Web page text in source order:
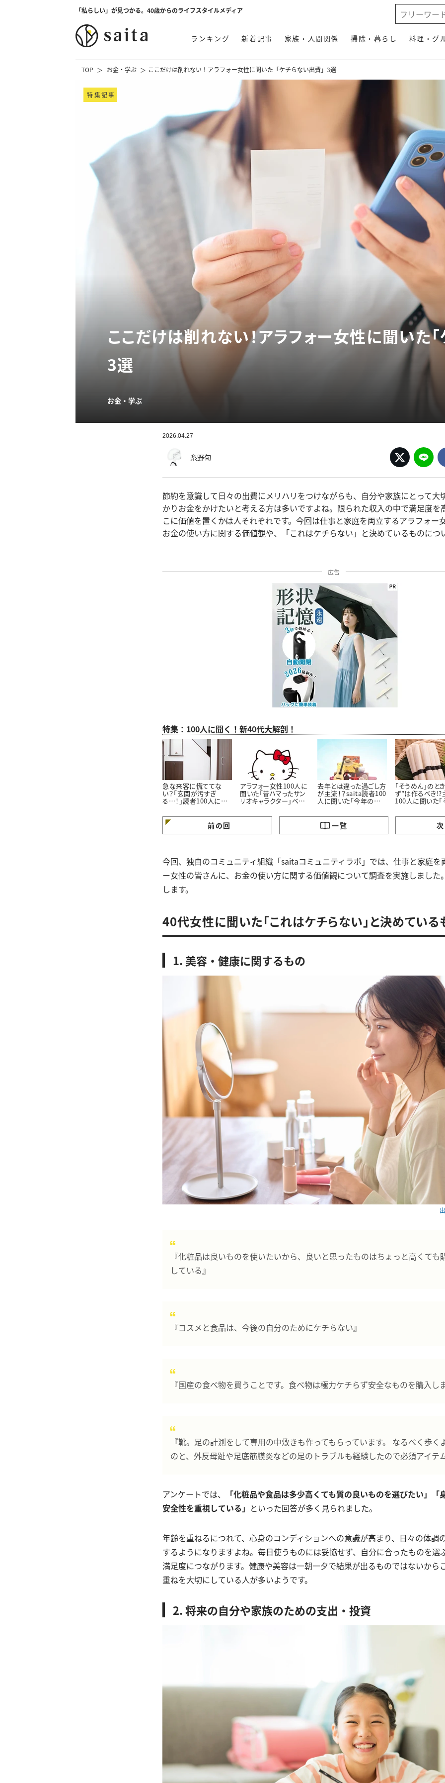
「私らしい」が見つかる。40歳からのライフスタイルメディア
ランキング 新着記事 家族・人間関係 掃除・暮らし 料理・グ
TOP お金・学ぶ ここだけは削れない！アラフォー女性に聞いた「ケチらない出費」3選
特集記事
ここだけは削れない！アラフォー女性に聞いた
3選
お金・学ぶ
2026.04.27
糸野旬
節約を意識して日々の出費にメリハリをつけながらも、自分や家族にとって大
かりお金をかけたいと考える方は多いですよね。限られた収入の中で満足度を
こに価値を置くかは人それぞれです。今回は仕事と家庭を両立するアラフォー
お金の使い方に関する価値観や、「これはケチらない」と決めているものにつ
広告
特集：100人に聞く！新40代大解剖！
急な来客に慌ててな
い？「玄関が汚すぎ
る…！」読者100人に聞
ておくコツ」3選
アラフォー女性100人に
聞いた「昔ハマったサン
リオキャラクター」ベス
ーがランクイン
去年とは違った過ごし方
が主流！？saita読者100
人に聞いた「今年の夏
「そうめん」のと
ず”は作るべき!?
100人に聞いた「
前の回 一覧
今回、独自のコミュニティ組織「saitaコミュニティラボ」では、仕事と家庭を
ー女性の皆さんに、お金の使い方に関する価値観について調査を実施しました
します。
40代女性に聞いた「これはケチらない」と決めている
1. 美容・健康に関するもの
『化粧品は良いものを使いたいから、良いと思ったものはちょっと高くても
している』
『コスメと食品は、今後の自分のためにケチらない』
『国産の食べ物を買うことです。食べ物は極力ケチらず安全なものを購入し
『靴。足の計測をして専用の中敷きも作ってもらっています。 なるべく歩く
のと、外反母趾や足底筋膜炎などの足のトラブルも経験したので必須アイテ
アンケートでは、
「化粧品や食品は多少高くても質の良いものを選びたい」「
安全性を重視している」 といった回答が多く見られました。
年齢を重ねるにつれて、心身のコンディションへの意識が高まり、日々の体調
するようになりますよね。毎日使うものには妥協せず、自分に合ったものを選
満足度につながります。健康や美容は一朝一夕で結果が出るものではないから
重ねを大切にしている人が多いようです。
2. 将来の自分や家族のための支出・投資